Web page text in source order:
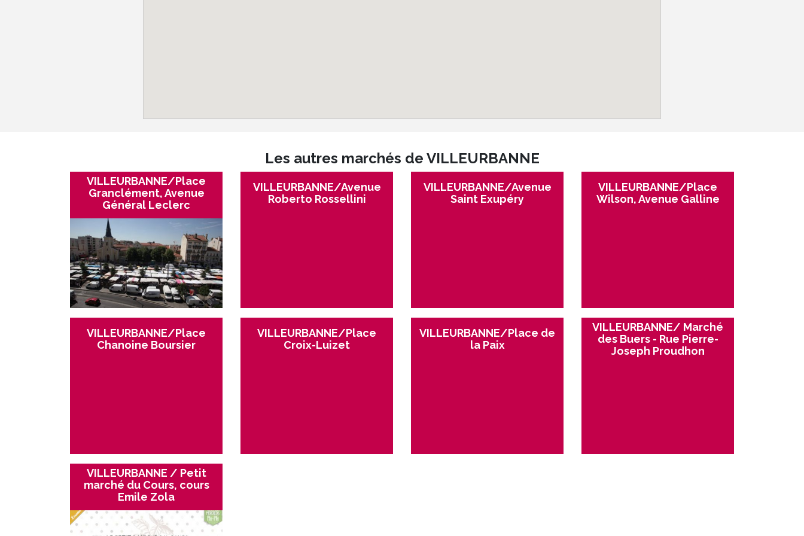
Les autres marchés de VILLEURBANNE
VILLEURBANNE/Place
Granclément, Avenue
Général Leclerc
VILLEURBANNE/Avenue
Roberto Rossellini
VILLEURBANNE/Avenue
Saint Exupéry
VILLEURBANNE/Place
Wilson, Avenue Galline
VILLEURBANNE/Place
Chanoine Boursier
VILLEURBANNE/Place
Croix-Luizet
VILLEURBANNE/Place de
la Paix
VILLEURBANNE/ Marché
des Buers - Rue Pierre-
Joseph Proudhon
VILLEURBANNE / Petit
marché du Cours, cours
Emile Zola